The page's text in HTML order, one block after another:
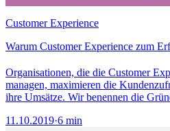
Customer Experience
Warum Customer Experience zum
Organisationen, die die Customer
managen, maximieren die
ihre Umsätze. Wir benennen die
11.10.2019·6 min